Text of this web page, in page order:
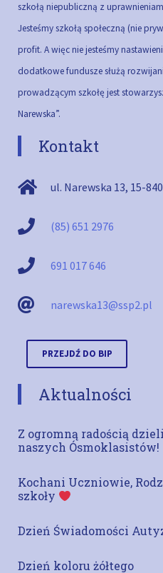
szkołą niepubliczną z
Jesteśmy szkołą społeczną (nie
profit. A więc nie jesteśmy
dodatkowe fundusze służą
prowadzącym szkołę jest
Narewska”.
Kontakt
ul. Narewska 13, 15-840
(85) 651 2976
691 017 646
narewska13@ssp2.pl
PRZEJDŹ DO BIP
Aktualności
Z ogromną radością
naszych Ósmoklasistów!
Kochani Uczniowie,
szkoły
Dzień Świadomości
Dzień koloru żółtego